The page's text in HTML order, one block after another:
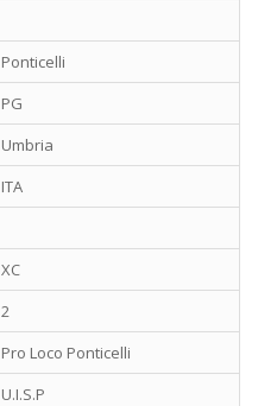
Ponticelli
PG
Umbria
ITA
XC
2
Pro Loco Ponticelli
U.I.S.P